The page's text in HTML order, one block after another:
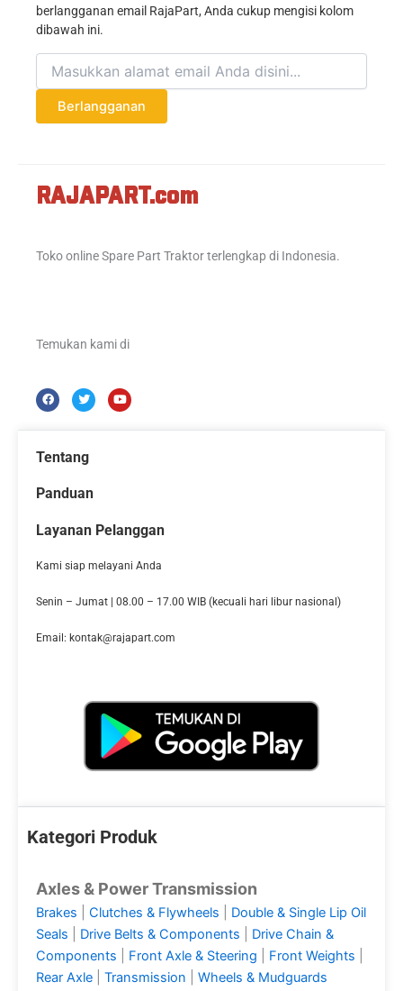
berlangganan email RajaPart, Anda cukup mengisi kolom
dibawah ini.
RAJAPART.com
Toko online Spare Part Traktor terlengkap di Indonesia.
Temukan kami di
F
a
c
e
o
o
T
w
i
t
e
r
Y
o
u
t
Tentang
Panduan
Layanan Pelanggan
Kami siap melayani Anda
Senin – Jumat | 08.00 – 17.00 WIB (kecuali hari libur nasional)
Email: kontak@rajapart.com
Kategori Produk
Axles & Power Transmission
Brakes Clutches & Flywheels
Double & Single Lip Oil
Seals
Drive Belts & Components
Drive Chain &
Components
Front Axle & Steering Front Weights
Rear Axle
Transmission Wheels & Mudguards